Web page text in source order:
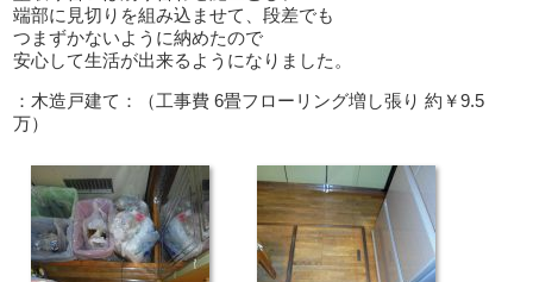
端部に見切りを組み込ませて、段差でも
つまずかないように納めたので
安心して生活が出来るようになりました。
：木造戸建て：（工事費 6畳フローリング増し張り 約￥9.5
万）